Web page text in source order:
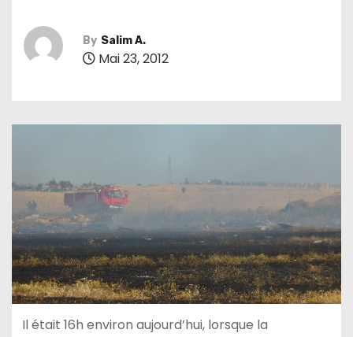
By Salim A.
Mai 23, 2012
Il était 16h environ aujourd’hui, lorsque la